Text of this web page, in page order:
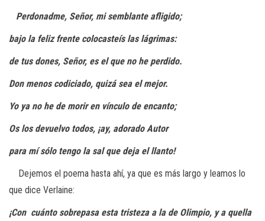
Perdonadme, Señor, mi semblante afligido;
bajo la feliz frente colocasteís las lágrimas:
de tus dones, Señor, es el que no he perdido.
Don menos codiciado, quizá sea el mejor.
Yo ya no he de morir en vínculo de encanto;
Os los devuelvo todos, ¡ay, adorado Autor
para mí sólo tengo la sal que deja el llanto!
Dejemos el poema hasta ahí, ya que es más largo y leamos lo
que dice Verlaine:
¡Con cuánto sobrepasa esta tristeza a la de Olimpio, y a quella